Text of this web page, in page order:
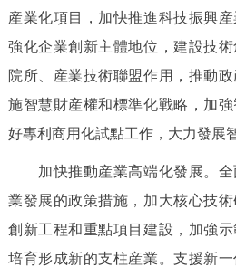
産業化項目，加快推進科技振興産
強化企業創新主體地位，建設技
院所、産業技術聯盟作用，推動
施智慧財産權和標準化戰略，加
好專利商用化試點工作，大力發展
加快推動産業高端化發展。全
業發展的政策措施，加大核心技
創新工程和重點項目建設，加強
培育形成新的支柱産業。支援新